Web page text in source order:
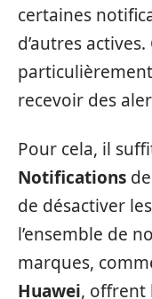
certaines
d’autres actives.
recevoir des
Pour cela, il
Notifications
de désactiver
l’ensemble de
marques,
Huawei, offrent